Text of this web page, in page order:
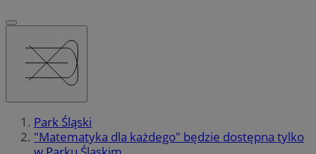
Park Śląski
"Matematyka dla każdego" będzie dostępna tylko